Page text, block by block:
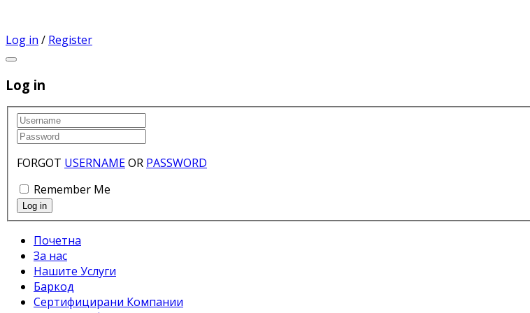
Log in / Register
Log in
FORGOT USERNAMEOR PASSWORD
Remember Me
Почетна
За нас
Нашите Услуги
Баркод
Сертифицирани Компании